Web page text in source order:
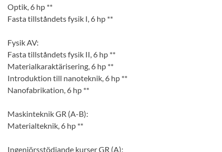
Optik, 6 hp **
Fasta tillståndets fysik I, 6 hp **
Fysik AV:
Fasta tillståndets fysik II, 6 hp **
Materialkaraktärisering, 6 hp **
Introduktion till nanoteknik, 6 hp **
Nanofabrikation, 6 hp **
Maskinteknik GR (A-B):
Materialteknik, 6 hp **
Ingenjörsstödjande kurser GR (A):